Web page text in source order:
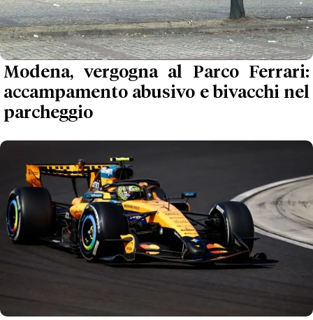
Modena, vergogna al Parco Ferrari:
accampamento abusivo e bivacchi nel
parcheggio